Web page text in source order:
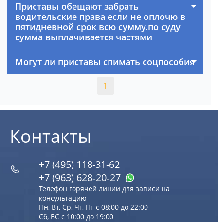
Приставы обещают забрать
водительские права если не оплочю в
пятидневной срок всю сумму.по суду
сумма выплачивается частями
Могут ли приставы спимать соцпособия
1
Контакты
+7 (495) 118-31-62
+7 (963) 628‑20‑27
Телефон горячей линии для записи на
консультацию
Пн, Вт, Ср, Чт, Пт с 08:00 до 22:00
Сб, ВС с 10:00 до 19:00